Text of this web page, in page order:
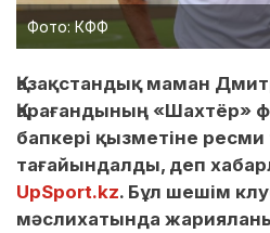
Фото: КФФ
Қазақстандық маман
Қарағандының «Шахтёр»
бапкері қызметіне ресми
тағайындалды, деп
UpSport.kz. Бұл шешім
мәслихатында